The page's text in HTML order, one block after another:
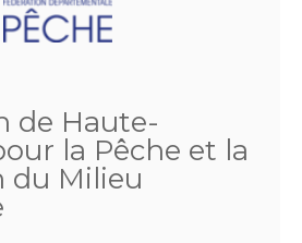
de Haute-
la Pêche et la
du Milieu